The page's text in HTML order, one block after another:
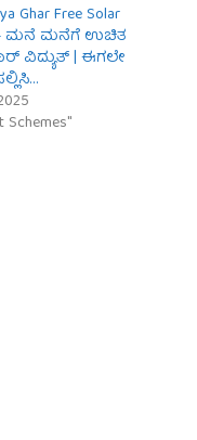
Ghar Free Solar
ಮನೆ ಮನೆಗೆ ಉಚಿತ
ವಿದ್ಯುತ್ | ಈಗಲೇ
Schemes"